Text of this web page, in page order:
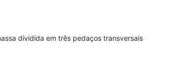
dividida em três pedaços transversais